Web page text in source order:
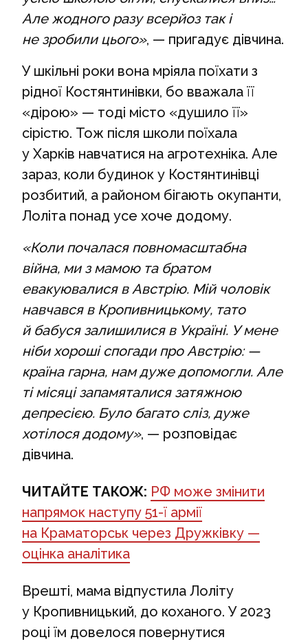
Але жодного разу всерйоз так і
не зробили цього», — пригадує дівчина.
У шкільні роки вона мріяла поїхати з
рідної Костянтинівки, бо вважала її
«дірою» — тоді місто «душило її»
сірістю. Тож після школи поїхала
у Харків навчатися на агротехніка. Але
зараз, коли будинок у Костянтинівці
розбитий, а районом бігають окупанти,
Лоліта понад усе хоче додому.
«Коли почалася повномасштабна
війна, ми з мамою та братом
евакуювалися в Австрію. Мій чоловік
навчався в Кропивницькому, тато
й бабуся залишилися в Україні. У мене
ніби хороші спогади про Австрію: —
країна гарна, нам дуже допомогли. Але
ті місяці запамяталися затяжною
депресією. Було багато сліз, дуже
хотілося додому», — розповідає
дівчина.
ЧИТАЙТЕ ТАКОЖ: РФ може змінити
напрямок наступу 51-ї армії
на Краматорськ через Дружківку —
оцінка аналітика
Врешті, мама відпустила Лоліту
у Кропивницький, до коханого. У 2023
році їм довелося повернутися